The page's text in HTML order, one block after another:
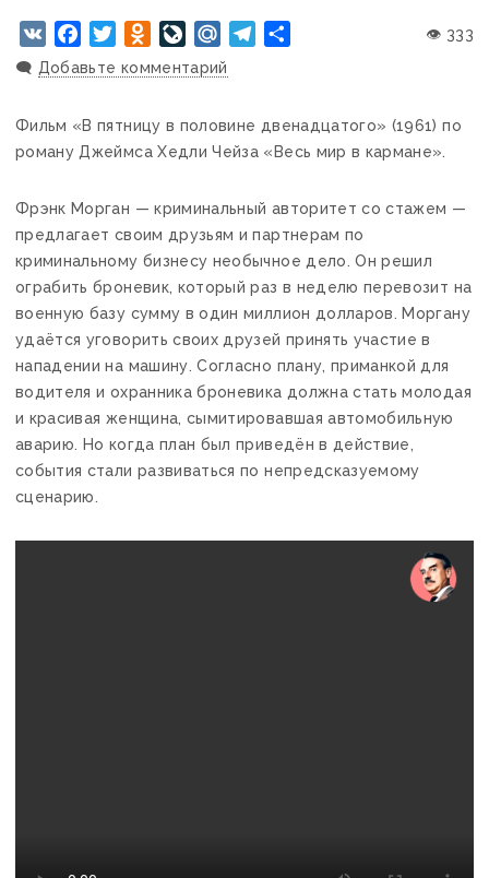
VK Facebook
TwitterOdnoklassniki
LiveJournal
Mail.RuTelegram
👁 333
🗨️ Добавьте комментарий
Фильм «В пятницу в половине двенадцатого» (1961) по
роману Джеймса Хедли Чейза «Весь мир в кармане».
Фрэнк Морган — криминальный авторитет со стажем —
предлагает своим друзьям и партнерам по
криминальному бизнесу необычное дело. Он решил
ограбить броневик, который раз в неделю перевозит на
военную базу сумму в один миллион долларов. Моргану
удаётся уговорить своих друзей принять участие в
нападении на машину. Согласно плану, приманкой для
водителя и охранника броневика должна стать молодая
и красивая женщина, сымитировавшая автомобильную
аварию. Но когда план был приведён в действие,
события стали развиваться по непредсказуемому
сценарию.